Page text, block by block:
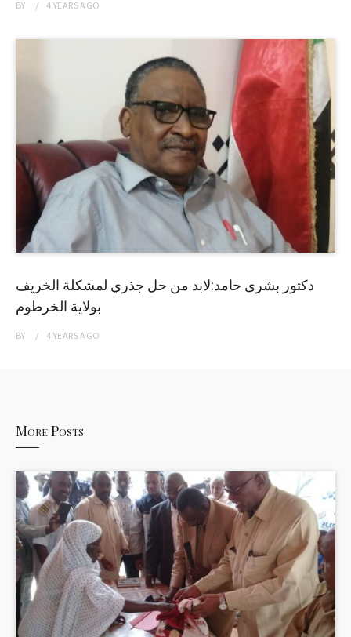
BY 4 YEARSAGO
دكتور بشرى حامد:لابد من حل جذري لمشكلة الخريف
بولاية الخرطوم
BY 4 YEARSAGO
More Posts